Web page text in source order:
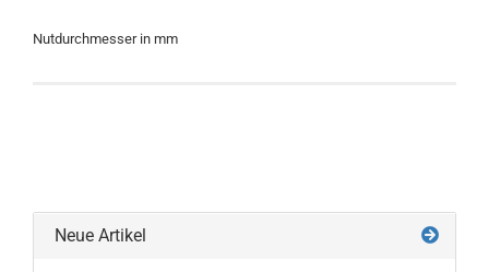
Nutdurchmesser in mm
Neue Artikel